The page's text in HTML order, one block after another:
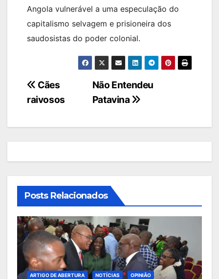
Angola vulnerável a uma especulação do
capitalismo selvagem e prisioneira dos
saudosistas do poder colonial.
Navegação
de
artigos
Não Entendeu
Patavina
Cães
raivosos
Posts Relacionados
ARTIGO DE ABERTURA NOTÍCIAS OPINIÃO